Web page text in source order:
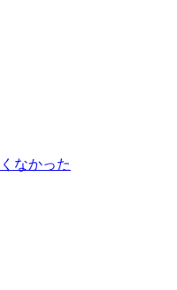
なかった